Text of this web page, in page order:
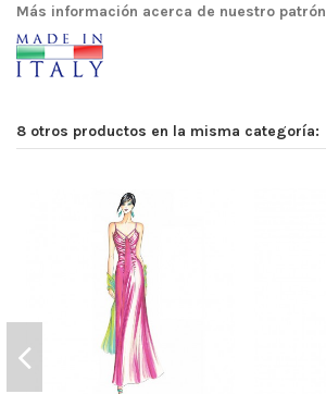
Más información acerca de nuestro patrón
8 otros productos en la misma categoría: